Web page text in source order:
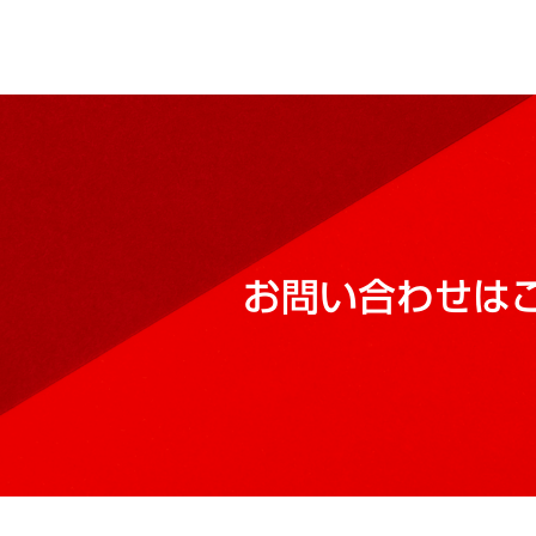
お問い合わせは